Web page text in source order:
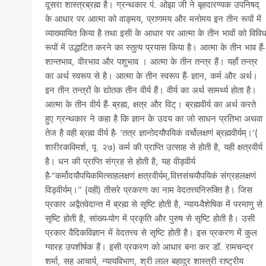
दूसरा शास्त्रब्रह्म है। ग्रन्थकार पं. ओझा जी ने बृहदारण्यक उपनिषद्
के आधार पर आत्मा को वाङ्मय, प्राणमय और मनोमय इन तीन रूपों में
व्याख्यायित किया है तथा इसी के आधार पर आत्मा के तीन भावों को विविध
रूपों में उद्धाटित करने का स्तुत्य प्रयास किया है। आत्मा के तीन भाव हैं-
शान्तभाव, वीरभाव और पशुभाव । आत्मा के तीन तन्त्र हैं। यहाँ तन्त्र
का अर्थ स्वरूप से है। आत्मा के तीन स्वरूप हैं- ज्ञान, कर्म और अर्थ।
इन तीन तन्त्रों के द्योतक तीन वीर्य हैं। वीर्य का अर्थ सामर्थ्य होता है।
आत्मा के तीन वीर्य हैं- ब्रह्म, क्षत्र और विट्। ब्रह्मवीर्य का अर्थ करते
हुए ग्रन्थकार ने कहा है कि ज्ञान के उदय का जो साधन प्रतिभा अथवा
तेज है वही ब्रह्म वीर्य है- ‘तत्र ज्ञानोदयौपयिकं वर्चोलक्षणं ब्रह्मवीर्यम्।’(
शारीरकविमर्श, पृ. २७) कर्म की प्राप्ति उत्साह से होती है, यही क्षत्रवीर्य
है। धन की प्राप्ति संग्रह से होती है, यह वीड्वीर्य
है-“कर्मोदयौपयिकमित्साहलक्षणं क्षत्रवीर्यम्,वित्तसंचयौपयिकं संग्रहलक्षणं
विड्वीर्यम्।” (वही) तीसरे प्रकरण का नाम वेदतत्त्वनिरुक्ति है। जिस
प्रकार अद्वैतवेदान्त में ब्रह्म से सृष्टि होती है, न्याय-वैशेषिक में परमाणु से
सृष्टि होती है, सांख्य-योग में प्रकृति और पुरुष से सृष्टि होती है। उसी
प्रकार वैदिकविज्ञान में वेदतत्त्व से सृष्टि होती है। इस प्रकरण में कुल
ग्यारह उपशीर्षक हैं। इसी प्रकरण को आधार बना कर डॉ. रामचन्द्र
शर्मा, सह आचार्य, न्यायविभाग, श्री लाल बहादुर शास्त्री राष्ट्रीय